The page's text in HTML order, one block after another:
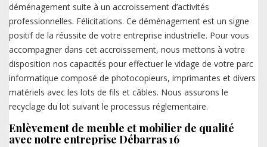
déménagement suite à un accroissement d’activités
professionnelles. Félicitations. Ce déménagement est un signe
positif de la réussite de votre entreprise industrielle. Pour vous
accompagner dans cet accroissement, nous mettons à votre
disposition nos capacités pour effectuer le vidage de votre parc
informatique composé de photocopieurs, imprimantes et divers
matériels avec les lots de fils et câbles. Nous assurons le
recyclage du lot suivant le processus réglementaire.
Enlèvement de meuble et mobilier de qualité
avec notre entreprise Débarras 16